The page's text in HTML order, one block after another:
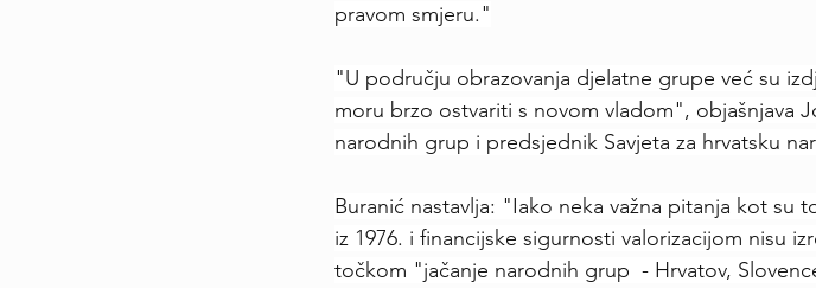
pravom smjeru."
"U području obrazovanja djelatne grupe već su
moru brzo ostvariti s novom vladom", objašnjava
narodnih grup i predsjednik Savjeta za hrvatsku
Buranić nastavlja: "Iako neka važna pitanja kot su
iz 1976. i financijske sigurnosti valorizacijom nisu
točkom "jačanje narodnih grup  - Hrvatov,